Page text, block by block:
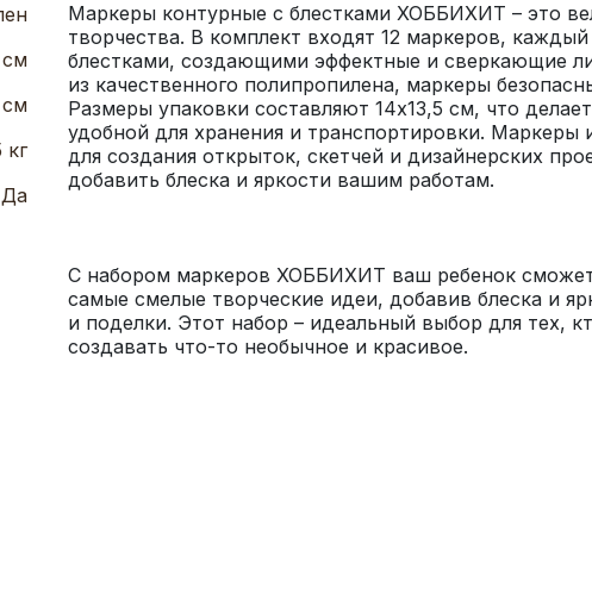
см
см
кг
Да
Маркеры контурные с блестками ХОББИХИТ – это
творчества. В комплект входят 12 маркеров,
блестками, создающими эффектные и сверкающие
из качественного полипропилена, маркеры
Размеры упаковки составляют 14х13,5 см, что
удобной для хранения и транспортировки. Маркеры
для создания открыток, скетчей и дизайнерских
С набором маркеров ХОББИХИТ ваш ребенок
самые смелые творческие идеи, добавив блеска и
и поделки. Этот набор – идеальный выбор для тех,
создавать что-то необычное и красивое.